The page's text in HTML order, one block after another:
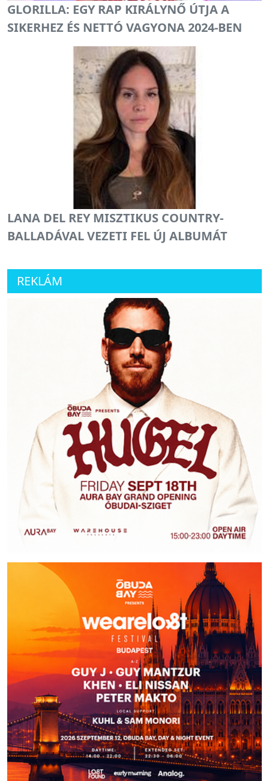
GLORILLA: EGY RAP KIRÁLYNŐ ÚTJA A
SIKERHEZ ÉS NETTÓ VAGYONA 2024-BEN
LANA DEL REY MISZTIKUS COUNTRY-
BALLADÁVAL VEZETI FEL ÚJ ALBUMÁT
REKLÁM